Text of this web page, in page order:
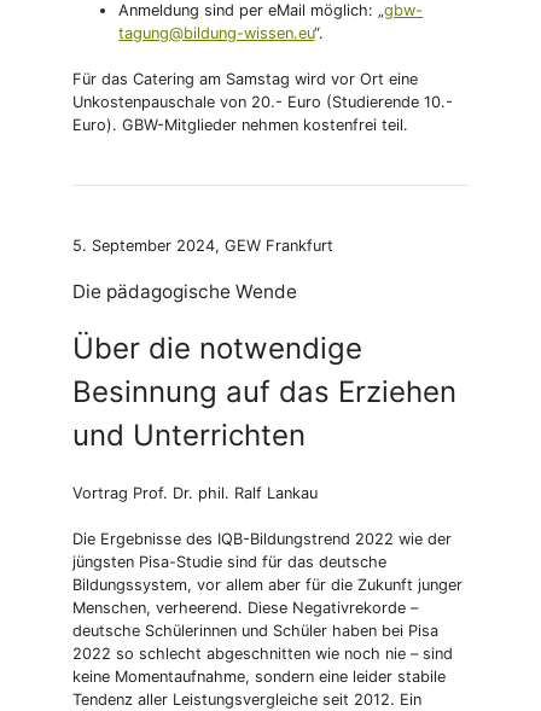
Anmeldung sind per eMail möglich: „gbw-
tagung@bildung-wissen.eu“.
Für das Catering am Samstag wird vor Ort eine
Unkostenpauschale von 20.- Euro (Studierende 10.-
Euro). GBW-Mitglieder nehmen kostenfrei teil.
5. September 2024, GEW Frankfurt
Die pädagogische Wende
Über die notwendige
Besinnung auf das Erziehen
und Unterrichten
Vortrag Prof. Dr. phil. Ralf Lankau
Die Ergebnisse des IQB-Bildungstrend 2022 wie der
jüngsten Pisa-Studie sind für das deutsche
Bildungssystem, vor allem aber für die Zukunft junger
Menschen, verheerend. Diese Negativrekorde –
deutsche Schülerinnen und Schüler haben bei Pisa
2022 so schlecht abgeschnitten wie noch nie­ – sind
keine Momentaufnahme, sondern eine leider stabile
Tendenz aller Leistungsvergleiche seit 2012. Ein